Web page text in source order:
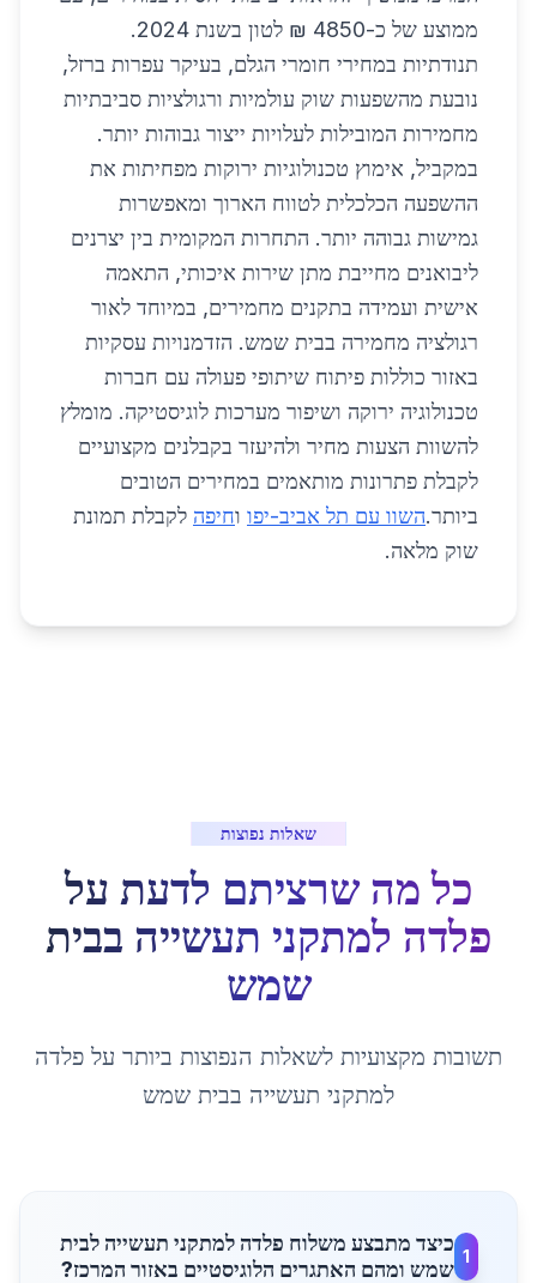
ממוצע של כ-4850 ₪ לטון בשנת 2024.
תנודתיות במחירי חומרי הגלם, בעיקר עפרות ברזל,
נובעת מהשפעות שוק עולמיות ורגולציות סביבתיות
מחמירות המובילות לעלויות ייצור גבוהות יותר.
במקביל, אימוץ טכנולוגיות ירוקות מפחיתות את
ההשפעה הכלכלית לטווח הארוך ומאפשרות
גמישות גבוהה יותר. התחרות המקומית בין יצרנים
ליבואנים מחייבת מתן שירות איכותי, התאמה
אישית ועמידה בתקנים מחמירים, במיוחד לאור
רגולציה מחמירה בבית שמש. הזדמנויות עסקיות
באזור כוללות פיתוח שיתופי פעולה עם חברות
טכנולוגיה ירוקה ושיפור מערכות לוגיסטיקה. מומלץ
להשוות הצעות מחיר ולהיעזר בקבלנים מקצועיים
לקבלת פתרונות מותאמים במחירים הטובים
ביותר.השוו עם תל אביב-יפו וחיפה לקבלת תמונת
שוק מלאה.
שאלות נפוצות
כל מה שרציתם לדעת על
פלדה למתקני תעשייה בבית
שמש
תשובות מקצועיות לשאלות הנפוצות ביותר על פלדה
למתקני תעשייה בבית שמש
1
כיצד מתבצע משלוח פלדה למתקני תעשייה לבית
שמש ומהם האתגרים הלוגיסטיים באזור המרכז?